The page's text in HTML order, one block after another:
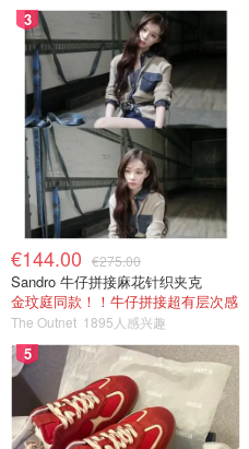
3
€144.00 €275.00
Sandro 牛仔拼接麻花针织夹克
金玟庭同款！！牛仔拼接超有层次感
The Outnet 1895人感兴趣
5